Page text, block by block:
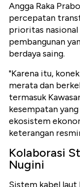
Angga Raka
percepatan
prioritas nasional
pembangunan
berdaya saing.
"Karena itu,
merata dan
termasuk
kesempatan
ekosistem
keterangan
Kolaborasi
Nugini
Sistem kabel laut